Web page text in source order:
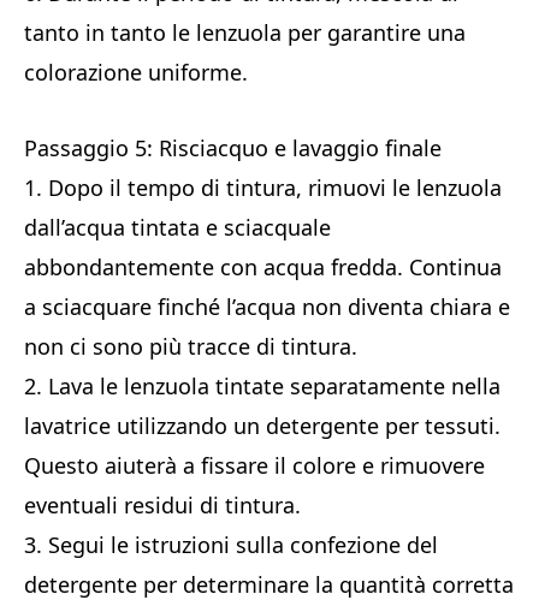
tanto in tanto le lenzuola per garantire una
colorazione uniforme.
Passaggio 5: Risciacquo e lavaggio finale
1. Dopo il tempo di tintura, rimuovi le lenzuola
dall’acqua tintata e sciacquale
abbondantemente con acqua fredda. Continua
a sciacquare finché l’acqua non diventa chiara e
non ci sono più tracce di tintura.
2. Lava le lenzuola tintate separatamente nella
lavatrice utilizzando un detergente per tessuti.
Questo aiuterà a fissare il colore e rimuovere
eventuali residui di tintura.
3. Segui le istruzioni sulla confezione del
detergente per determinare la quantità corretta